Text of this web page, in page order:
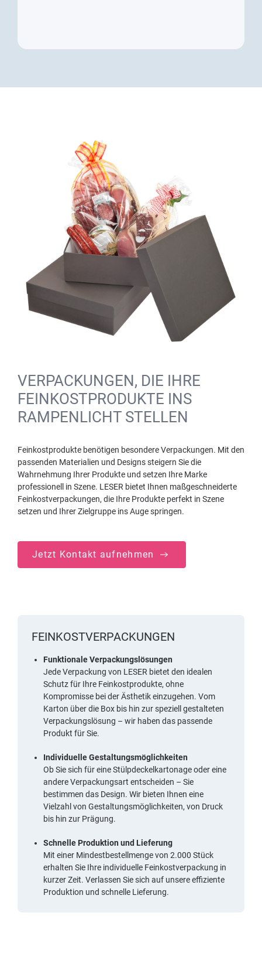
VERPACKUNGEN, DIE IHRE
FEINKOSTPRODUKTE INS
RAMPENLICHT STELLEN
Feinkostprodukte benötigen besondere Verpackungen. Mit den
passenden Materialien und Designs steigern Sie die
Wahrnehmung Ihrer Produkte und setzen Ihre Marke
professionell in Szene. LESER bietet Ihnen maßgeschneiderte
Feinkostverpackungen, die Ihre Produkte perfekt in Szene
setzen und Ihrer Zielgruppe ins Auge springen.
Jetzt Kontakt aufnehmen
FEINKOSTVERPACKUNGEN
Funktionale Verpackungslösungen
Jede Verpackung von LESER bietet den idealen
Schutz für Ihre Feinkostprodukte, ohne
Kompromisse bei der Ästhetik einzugehen. Vom
Karton über die Box bis hin zur speziell gestalteten
Verpackungslösung – wir haben das passende
Produkt für Sie.
Individuelle Gestaltungsmöglichkeiten
Ob Sie sich für eine Stülpdeckelkartonage oder eine
andere Verpackungsart entscheiden – Sie
bestimmen das Design. Wir bieten Ihnen eine
Vielzahl von Gestaltungsmöglichkeiten, von Druck
bis hin zur Prägung.
Schnelle Produktion und Lieferung
Mit einer Mindestbestellmenge von 2.000 Stück
erhalten Sie Ihre individuelle Feinkostverpackung in
kurzer Zeit. Verlassen Sie sich auf unsere effiziente
Produktion und schnelle Lieferung.